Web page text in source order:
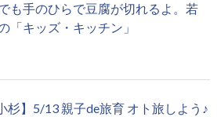
も手のひらで豆腐が切れるよ。若
「キッズ・キッチン」
杉】5/13 親子de旅育 オト旅しよう♪